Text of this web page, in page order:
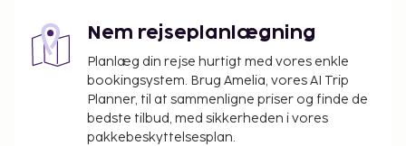
døgnet rundt. Tag forbi baren/loungen samt de 2
barer ved poolen, hvor du kan slappe af med en
forfriskende drink. I overenstemmelse med lokal
lovgivning, skal alle gæster forblive på
overnatningsstedet under det hinduistiske nytår
(Nyepi), som varer 24 timer med start kl. 06.00. Det
Nem rejseplanlægning
Planlæg din rejse hurtigt med vores enkle
bookingsystem. Brug Amelia, vores AI Trip
Planner, til at sammenligne priser og finde de
bedste tilbud, med sikkerheden i vores
pakkebeskyttelsesplan.